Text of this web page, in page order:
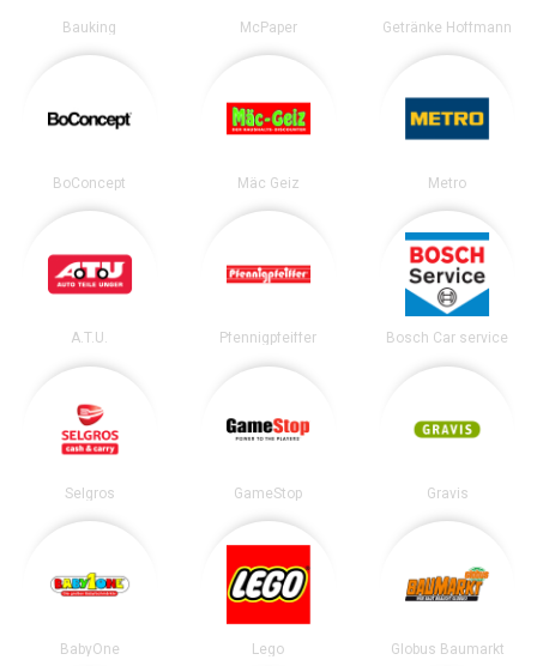
Bauking McPaper Getränke Hoffmann
BoConcept Mäc Geiz Metro
A.T.U. Pfennigpfeiffer Bosch Car service
Selgros GameStop Gravis
BabyOne Lego Globus Baumarkt